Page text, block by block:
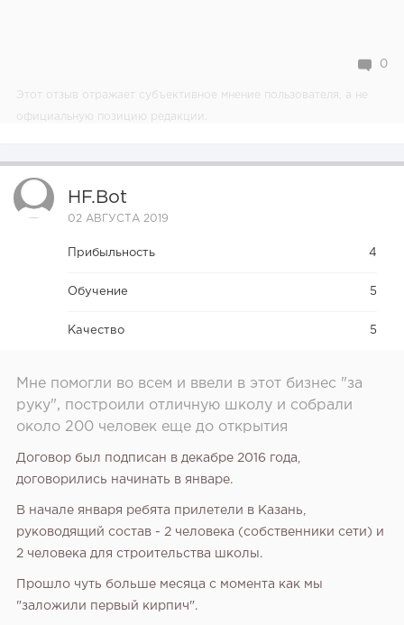
0
Этот отзыв отражает субъективное мнение пользователя, а не
официальную позицию редакции.
HF.bot
02 АВГУСТА 2019
Прибыльность 4
Обучение 5
Качество 5
Мне помогли во всем и ввели в этот бизнес "за
руку", построили отличную школу и собрали
около 200 человек еще до открытия
Договор был подписан в декабре 2016 года,
договорились начинать в январе.
В начале января ребята прилетели в Казань,
руководящий состав - 2 человека (собственники сети) и
2 человека для строительства школы.
Прошло чуть больше месяца с момента как мы
"заложили первый кирпич".